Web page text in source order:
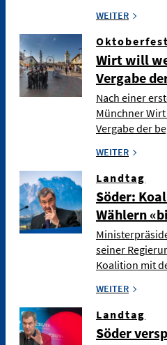
WEITER
Oktoberfest
Wirt will
Vergabe
Nach einer
Münchner
Vergabe der
WEITER
Landtag
Söder:
Wählern
seiner
Koalition mit
WEITER
Landtag
Söder